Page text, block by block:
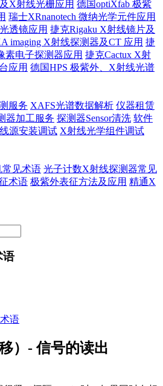
X射线光栅应用 德国optiXfab 极紫
瑞士XRnanotech 微纳光学元件应用
透镜应用 捷克Rigaku X射线镜片及
imaging X射线探测器及CT 应用 捷
素电子探测器应用 捷克Cactux X射
应用 德国HPS 极紫外、X射线光谱
服务 XAFS光谱数据解析 仪器租赁
器加工服务 探测器Sensor清洗 软件
源安装调试 X射线光学组件调试
常见术语 光子计数X射线探测器常见
术语 极紫外表征方法及应用 精通X
语
语
）- 信号的读出